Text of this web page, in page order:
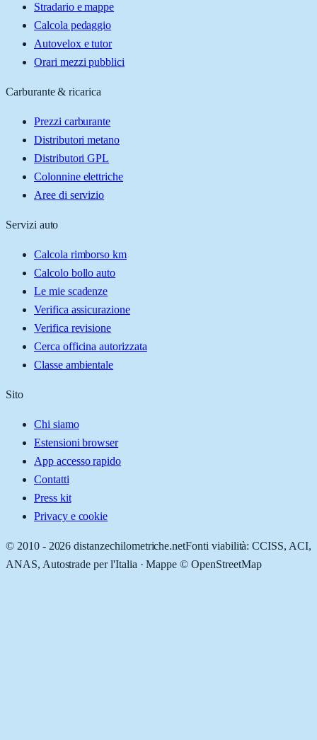
Stradario e mappe
Calcola pedaggio
Autovelox e tutor
Orari mezzi pubblici
Carburante & ricarica
Prezzi carburante
Distributori metano
Distributori GPL
Colonnine elettriche
Aree di servizio
Servizi auto
Calcola rimborso km
Calcolo bollo auto
Le mie scadenze
Verifica assicurazione
Verifica revisione
Cerca officina autorizzata
Classe ambientale
Sito
Chi siamo
Estensioni browser
App accesso rapido
Contatti
Press kit
Privacy e cookie
© 2010 - 2026 distanzechilometriche.netFonti viabilità: CCISS, ACI,
ANAS, Autostrade per l'Italia · Mappe © OpenStreetMap